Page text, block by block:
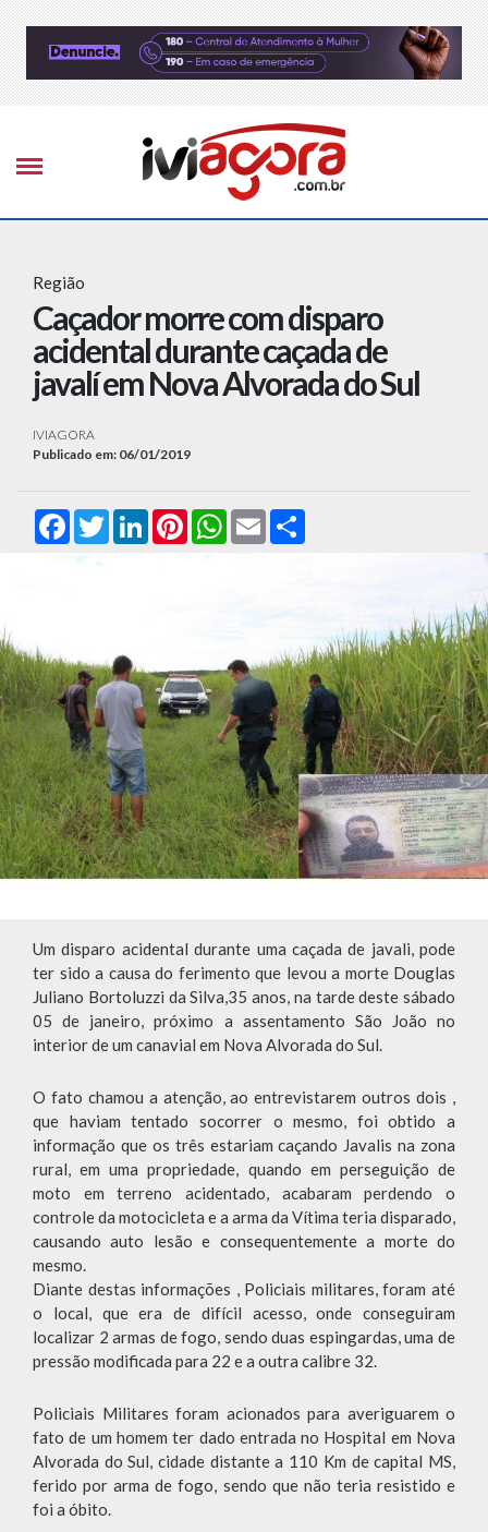
Região
Caçador morre com disparo
acidental durante caçada de
javalí em Nova Alvorada do Sul
IVIAGORA
Publicado em: 06/01/2019
FacebookTwitterLinkedInPinterestWhatsApp
Email
Um disparo acidental durante uma caçada de javali, pode
ter sido a causa do ferimento que levou a morte Douglas
Juliano Bortoluzzi da Silva,35 anos, na tarde deste sábado
05 de janeiro, próximo a assentamento São João no
interior de um canavial em Nova Alvorada do Sul.
O fato chamou a atenção, ao entrevistarem outros dois ,
que haviam tentado socorrer o mesmo, foi obtido a
informação que os três estariam caçando Javalis na zona
rural, em uma propriedade, quando em perseguição de
moto em terreno acidentado, acabaram perdendo o
controle da motocicleta e a arma da Vítima teria disparado,
causando auto lesão e consequentemente a morte do
mesmo.
Diante destas informações , Policiais militares, foram até
o local, que era de difícil acesso, onde conseguiram
localizar 2 armas de fogo, sendo duas espingardas, uma de
pressão modificada para 22 e a outra calibre 32.
Policiais Militares foram acionados para averiguarem o
fato de um homem ter dado entrada no Hospital em Nova
Alvorada do Sul, cidade distante a 110 Km de capital MS,
ferido por arma de fogo, sendo que não teria resistido e
foi a óbito.